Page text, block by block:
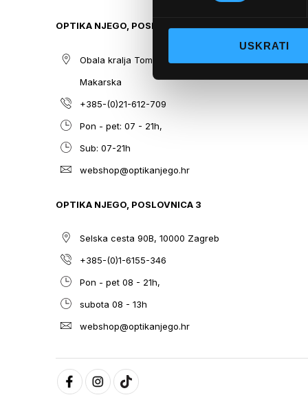
USKRATI
OPTIKA NJEGO, POSLOVNICA 2
Obala kralja Tomislava 14, 21300
Makarska
+385-(0)21-612-709
Pon - pet: 07 - 21h,
Sub: 07-21h
webshop@optikanjego.hr
OPTIKA NJEGO, POSLOVNICA 3
Selska cesta 90B, 10000 Zagreb
+385-(0)1-6155-346
Pon - pet 08 - 21h,
subota 08 - 13h
webshop@optikanjego.hr